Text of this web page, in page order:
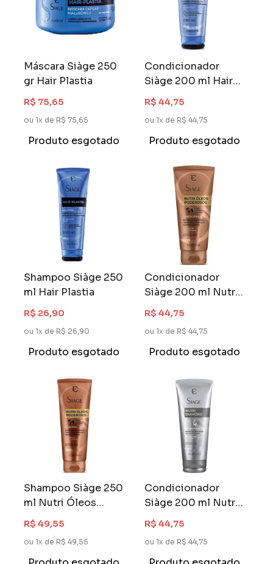
Máscara Siàge 250
gr Hair Plastia
R$ 75,65
ou 1x de R$ 75,65
Produto esgotado
Condicionador
Siàge 200 ml Hair
Plastia
R$ 44,75
ou 1x de R$ 44,75
Produto esgotado
Shampoo Siàge 250
ml Hair Plastia
R$ 26,90
ou 1x de R$ 26,90
Produto esgotado
Condicionador
Siàge 200 ml Nutri
Óleos Poderosos
R$ 44,75
ou 1x de R$ 44,75
Produto esgotado
Shampoo Siàge 250
ml Nutri Óleos
Poderosos
R$ 49,55
ou 1x de R$ 49,55
Condicionador
Siàge 200 ml Nutri
Diamond
R$ 44,75
ou 1x de R$ 44,75